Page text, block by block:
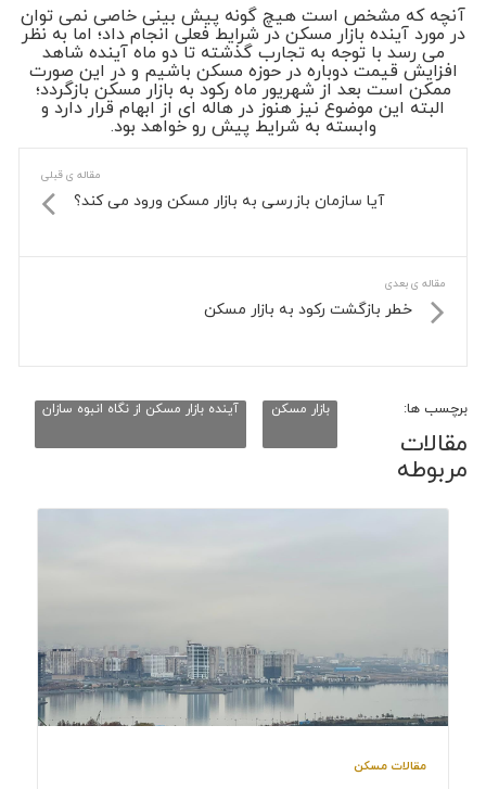
آنچه که مشخص است هیچ گونه پیش بینی خاصی نمی توان
در مورد آینده بازار مسکن در شرایط فعلی انجام داد؛ اما به نظر
می‌ رسد با توجه به تجارب گذشته تا دو ماه آینده شاهد
افزایش قیمت دوباره در حوزه مسکن باشیم و در این صورت
ممکن است بعد از شهریور ماه رکود به بازار مسکن بازگردد؛
البته این موضوع نیز هنوز در هاله ای از ابهام قرار دارد و
وابسته به شرایط پیش رو خواهد بود.
مقاله ی قبلی
آیا سازمان بازرسی به بازار مسکن ورود می کند؟
مقاله ی بعدی
خطر بازگشت رکود به بازار مسکن
برچسب ها: آینده بازار مسکن از نگاه انبوه سازان بازار مسکن
مقالات
مربوطه
مقالات مسکن